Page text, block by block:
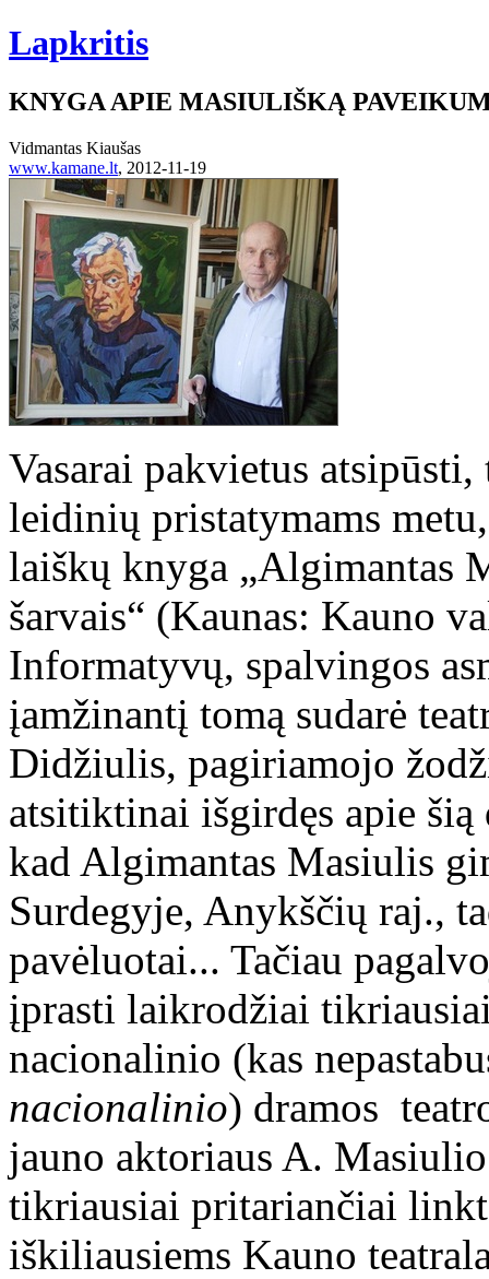
Lapkritis
KNYGA APIE MASIULIŠKĄ
Vidmantas Kiaušas
www.kamane.lt, 2012-11-19
Vasarai pakvietus
leidinių pristatymams
laiškų knyga „Algimantas
šarvais“ (Kaunas: Kauno
Informatyvų, spalvingos
įamžinantį tomą sudarė
Didžiulis, pagiriamojo
atsitiktinai išgirdęs apie šią
kad Algimantas Masiulis
Surdegyje, Anykščių raj.,
pavėluotai... Tačiau
įprasti laikrodžiai
nacionalinio (kas
nacionalinio) dramos
jauno aktoriaus A.
tikriausiai pritariančiai
iškiliausiems Kauno